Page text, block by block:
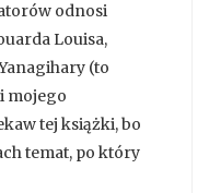
odnosi
Louisa,
(to
mojego
tej książki, bo
temat, po który